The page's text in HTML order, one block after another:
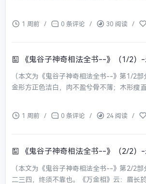
1 周前 / 0 条评论 / 30 阅读 /
《鬼谷子神奇相法全书--》（1/2）
（本文为《鬼谷子神奇相法全书--》第1/2
金形方正色洁白，肉不盈兮骨不薄；木形瘦
1 周前 / 0 条评论 / 24 阅读 /
《鬼谷子神奇相法全书--》（2/2）
（本文为《鬼谷子神奇相法全书--》第2/2
二三四，终须不靠也。《万金相》云：眉长